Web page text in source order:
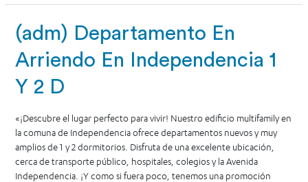
(adm) Departamento En
Arriendo En Independencia 1
Y 2 D
«¡Descubre el lugar perfecto para vivir! Nuestro edificio multifamily en
la comuna de Independencia ofrece departamentos nuevos y muy
amplios de 1 y 2 dormitorios. Disfruta de una excelente ubicación,
cerca de transporte público, hospitales, colegios y la Avenida
Independencia. ¡Y como si fuera poco, tenemos una promoción